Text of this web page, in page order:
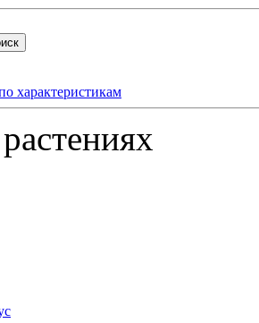
характеристикам